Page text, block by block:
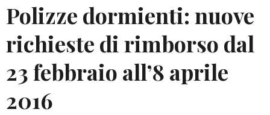
Polizze dormienti: nuove
richieste di rimborso dal
23 febbraio all’8 aprile
2016